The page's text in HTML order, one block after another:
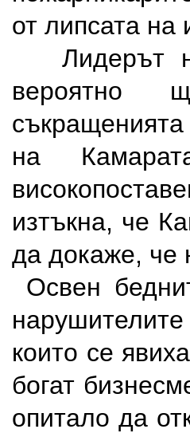
от липсата
Лидерът
вероятно
на
изтъкна, че
да докаже, че
Освен
които се
богат
опитало да